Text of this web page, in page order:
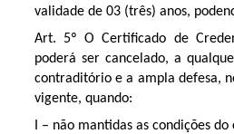
validade de 03 (três) anos,
Art. 5º O Certificado de
poderá ser cancelado, a
contraditório e a ampla defesa,
vigente, quando:
I – não mantidas as condições